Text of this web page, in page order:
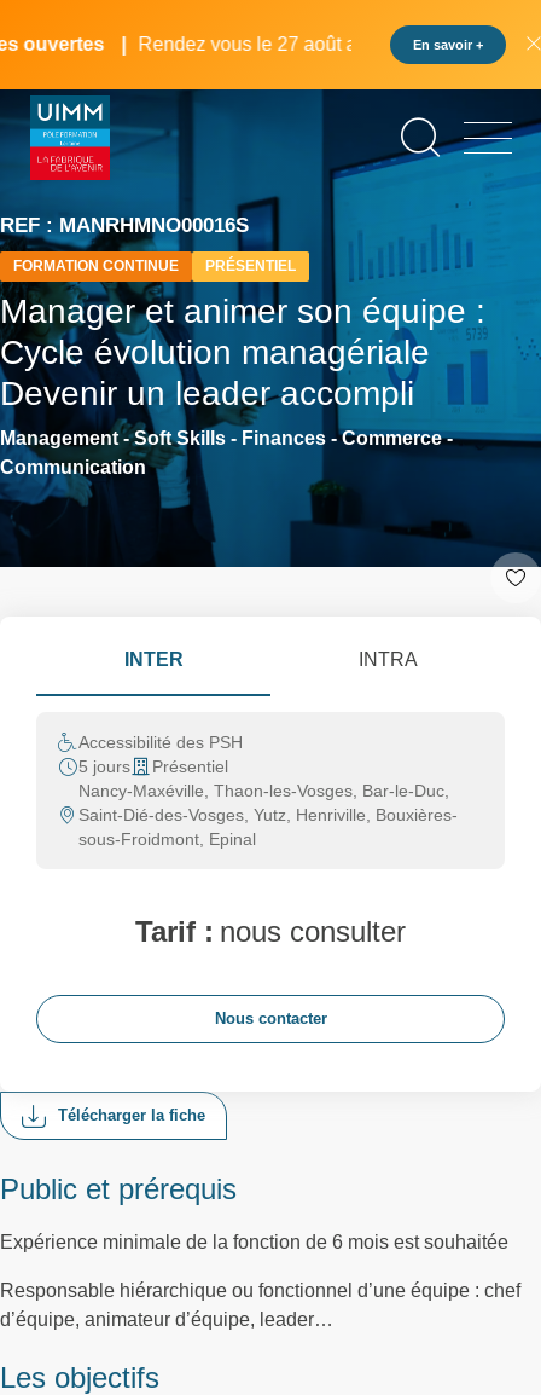
au
principal
Rendez vous le 27 août au pôle formation UIMM
En savoir +
REF : MANRHMNO00016S
FORMATION CONTINUE PRÉSENTIEL
Manager et animer son équipe :
Cycle évolution managériale
Devenir un leader accompli
Management - Soft Skills - Finances - Commerce -
Communication
Télécharger la fiche
Public et prérequis
Expérience minimale de la fonction de 6 mois est souhaitée
Responsable hiérarchique ou fonctionnel d’une équipe : chef
d’équipe, animateur d’équipe, leader…
Les objectifs
INTER INTRA
Accessibilité des PSH
5 jours
Présentiel
Nancy-Maxéville, Thaon-les-Vosges, Bar-le-Duc,
Saint-Dié-des-Vosges, Yutz, Henriville, Bouxières-
sous-Froidmont, Epinal
Tarif : nous consulter
Nous contacter